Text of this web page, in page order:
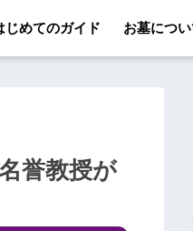
じめてのガイド お墓につ
誉教授が